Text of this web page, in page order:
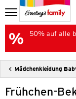
50% auf alle
Mädchenkleidung
Frühchen-